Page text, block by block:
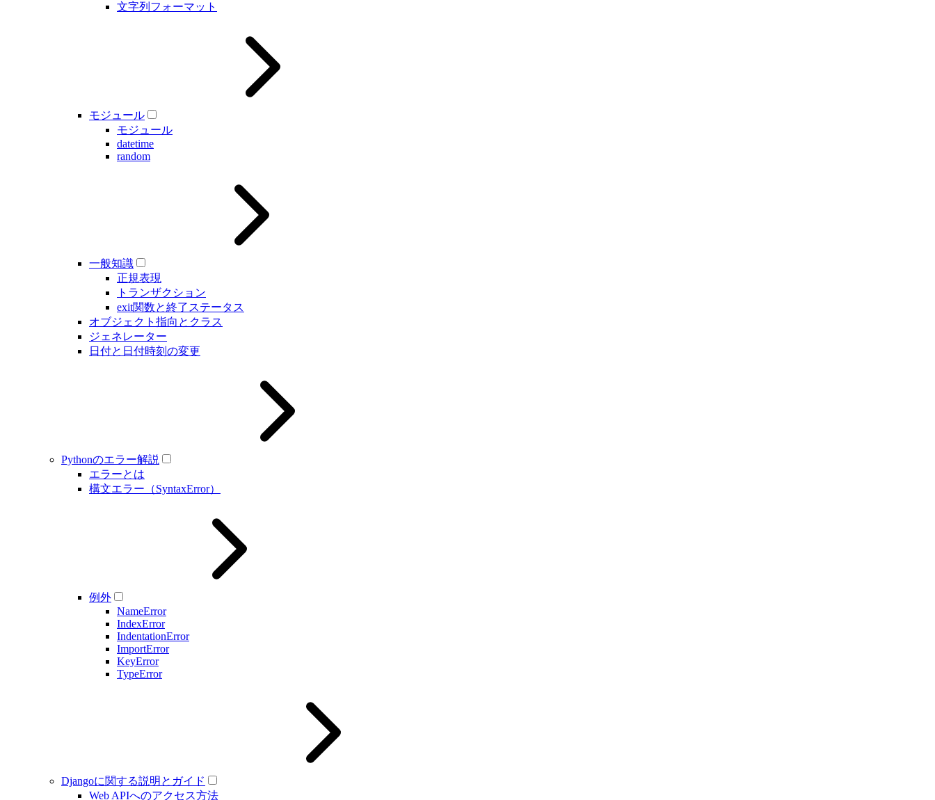
文字列フォーマット
モジュール
モジュール
datetime
random
一般知識
正規表現
トランザクション
exit関数と終了ステータス
オブジェクト指向とクラス
ジェネレーター
日付と日付時刻の変更
Pythonのエラー解説
エラーとは
構文エラー（SyntaxError）
例外
NameError
IndexError
IndentationError
ImportError
KeyError
TypeError
Djangoに関する説明とガイド
Web APIへのアクセス方法